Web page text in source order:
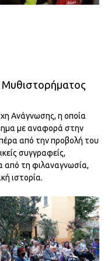
Μυθιστορήματος
Ανάγνωσης, η οποία
με αναφορά στην
από την προβολή του
συγγραφείς,
από τη φιλαναγνωσία,
ιστορία.